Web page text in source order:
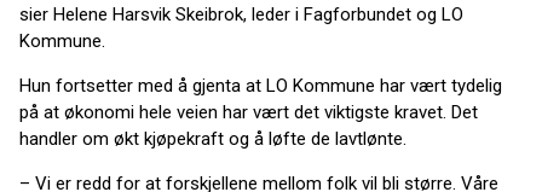
sier Helene Harsvik Skeibrok, leder i Fagforbundet og LO
Kommune.
Hun fortsetter med å gjenta at LO Kommune har vært tydelig
på at økonomi hele veien har vært det viktigste kravet. Det
handler om økt kjøpekraft og å løfte de lavtlønte.
– Vi er redd for at forskjellene mellom folk vil bli større. Våre